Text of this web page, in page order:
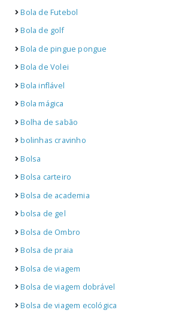
Bola de Futebol
Bola de golf
Bola de pingue pongue
Bola de Volei
Bola inflável
Bola mágica
Bolha de sabão
bolinhas cravinho
Bolsa
Bolsa carteiro
Bolsa de academia
bolsa de gel
Bolsa de Ombro
Bolsa de praia
Bolsa de viagem
Bolsa de viagem dobrável
Bolsa de viagem ecológica